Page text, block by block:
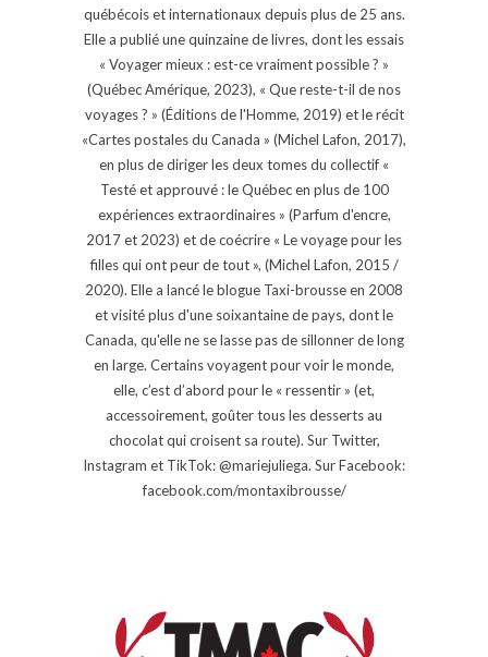
québécois et internationaux depuis plus de 25 ans.
Elle a publié une quinzaine de livres, dont les essais
« Voyager mieux : est-ce vraiment possible ? »
(Québec Amérique, 2023), « Que reste-t-il de nos
voyages ? » (Éditions de l'Homme, 2019) et le récit
«Cartes postales du Canada » (Michel Lafon, 2017),
en plus de diriger les deux tomes du collectif «
Testé et approuvé : le Québec en plus de 100
expériences extraordinaires » (Parfum d'encre,
2017 et 2023) et de coécrire « Le voyage pour les
filles qui ont peur de tout », (Michel Lafon, 2015 /
2020). Elle a lancé le blogue Taxi-brousse en 2008
et visité plus d'une soixantaine de pays, dont le
Canada, qu'elle ne se lasse pas de sillonner de long
en large. Certains voyagent pour voir le monde,
elle, c’est d’abord pour le « ressentir » (et,
accessoirement, goûter tous les desserts au
chocolat qui croisent sa route). Sur Twitter,
Instagram et TikTok: @mariejuliega. Sur Facebook:
facebook.com/montaxibrousse/